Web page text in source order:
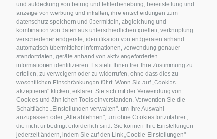
und aufdeckung von betrug und fehlerbehebung, bereitstellung und
anzeige von werbung und inhalten, ihre entscheidungen zum
datenschutz speichern und übermitteln, abgleichung und
kombination von daten aus unterschiedlichen quellen, verknüpfung
verschiedener endgeräte, identifikation von endgeräten anhand
automatisch übermittelter informationen, verwendung genauer
standortdaten, geräte anhand von aktiv angeforderten
informationen identifizieren. Es steht Ihnen frei, Ihre Zustimmung zu
erteilen, zu verweigern oder zu widerrufen, ohne dass dies zu
wesentlichen Einschränkungen führt. Wenn Sie auf „Cookies
akzeptieren" klicken, erklären Sie sich mit der Verwendung von
Cookies und ähnlichen Tools einverstanden. Verwenden Sie die
Schaltfläche „Einstellungen verwalten", um Ihre Auswahl
anzupassen oder „Alle ablehnen", um ohne Cookies fortzufahren,
die nicht unbedingt erforderlich sind. Sie können Ihre Einstellungen
jederzeit ändern, indem Sie auf den Link „Cookie-Einstellungen"
Carletti Straße, 6 · Fai della Paganella
T +39 0461 583134
info@sporthotelpanorama.it
IT EN